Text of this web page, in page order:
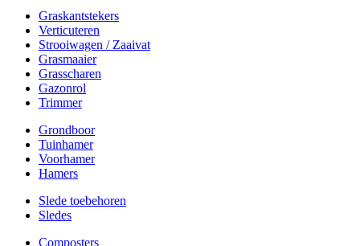
Graskantstekers
Verticuteren
Strooiwagen / Zaaivat
Grasmaaier
Grasscharen
Gazonrol
Trimmer
Grondboor
Tuinhamer
Voorhamer
Hamers
Slede toebehoren
Sledes
Composters